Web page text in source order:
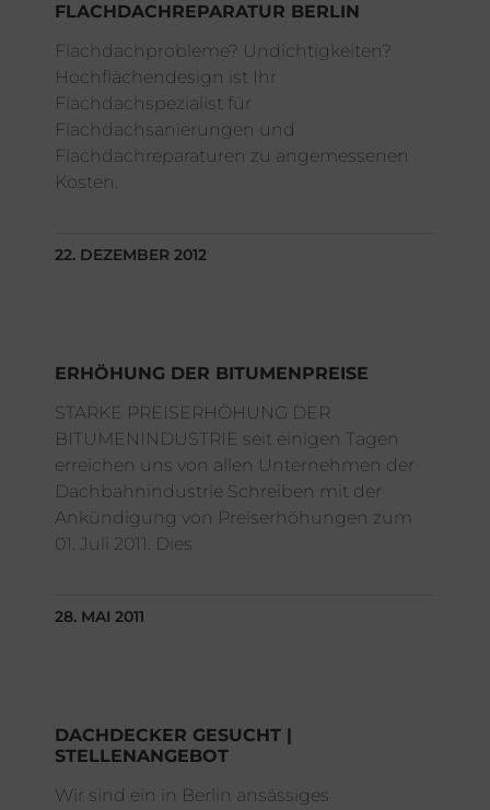
FLACHDACHREPARATUR BERLIN
Flachdachprobleme? Undichtigkeiten?
Hochflächendesign ist Ihr
Flachdachspezialist für
Flachdachsanierungen und
Flachdachreparaturen zu angemessenen
Kosten.
22. DEZEMBER 2012
ERHÖHUNG DER BITUMENPREISE
STARKE PREISERHÖHUNG DER
BITUMENINDUSTRIE seit einigen Tagen
erreichen uns von allen Unternehmen der
Dachbahnindustrie Schreiben mit der
Ankündigung von Preiserhöhungen zum
01. Juli 2011. Dies
28. MAI 2011
DACHDECKER GESUCHT |
STELLENANGEBOT
Wir sind ein in Berlin ansässiges